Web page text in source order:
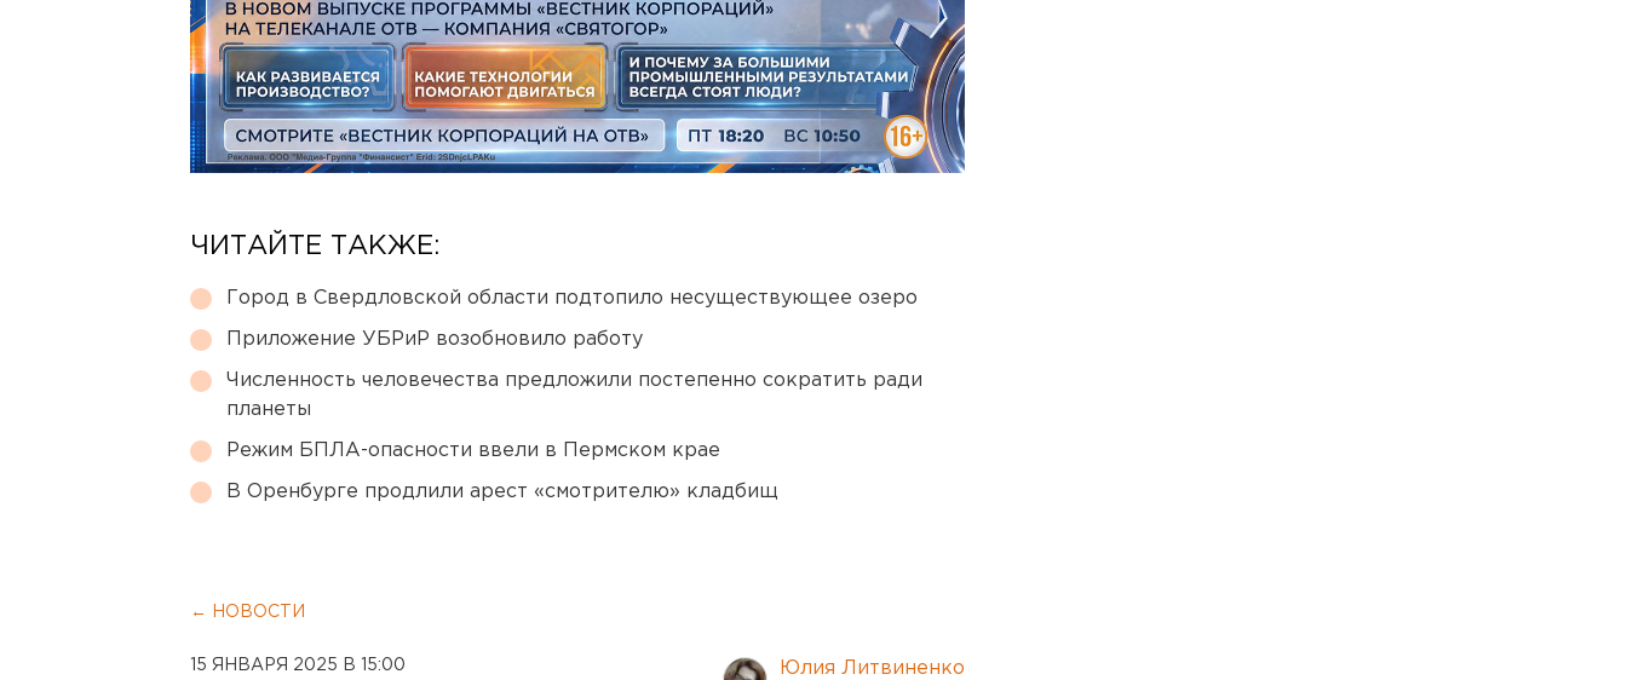
ЧИТАЙТЕ ТАКЖЕ:
Город в Свердловской области подтопило несуществующее озеро
Приложение УБРиР возобновило работу
Численность человечества предложили постепенно сократить ради
планеты
Режим БПЛА-опасности ввели в Пермском крае
В Оренбурге продлили арест «смотрителю» кладбищ
← НОВОСТИ
15 ЯНВАРЯ 2025 В 15:00 Юлия Литвиненко